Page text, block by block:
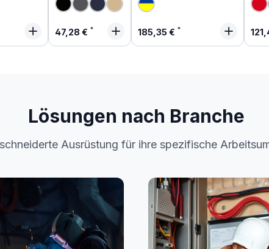
Preis: Regulärer Preis:
47,28 € Regulärer Preis:
185,35 €
Lösungen nach Branche
Ausrüstung für ihre spezifische